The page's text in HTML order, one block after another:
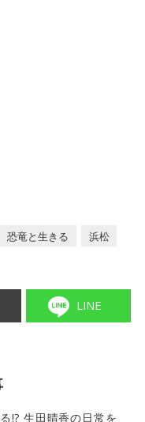
恐竜と生きる
浜松
LINE
!? 生田晴香の日常を